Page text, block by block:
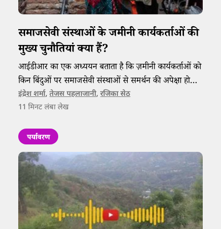
समाजसेवी संस्थाओं के जमीनी कार्यकर्ताओं की
मुख्य चुनौतियां क्या हैं?
आईडीआर का एक अध्ययन बताता है कि ज़मीनी कार्यकर्ताओं को
किन बिंदुओं पर समाजसेवी संस्थाओं से समर्थन की अपेक्षा होती
है।
इंद्रेश शर्मा,तेजस पहलाजानी,रजिका सेठ
11 मिनट लंबा लेख
पर्यावरण